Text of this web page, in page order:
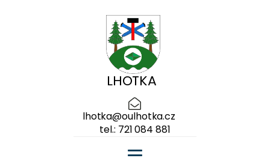
LHOTKA
lhotka@oulhotka.cz
tel.: 721 084 881